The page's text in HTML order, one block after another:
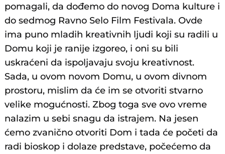
pomagali, da dođemo do novog Doma kulture i
do sedmog Ravno Selo Film Festivala. Ovde
ima puno mladih kreativnih ljudi koji su radili u
Domu koji je ranije izgoreo, i oni su bili
uskraćeni da ispoljavaju svoju kreativnost.
Sada, u ovom novom Domu, u ovom divnom
prostoru, mislim da će im se otvoriti stvarno
velike mogućnosti. Zbog toga sve ovo vreme
nalazim u sebi snagu da istrajem. Na jesen
ćemo zvanično otvoriti Dom i tada će početi da
radi bioskop i dolaze predstave, počećemo da